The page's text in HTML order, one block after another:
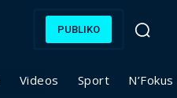
PUBLIKO
Videos Sport